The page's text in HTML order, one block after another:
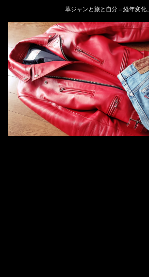
革ジャンと旅と自分＝経年変化、